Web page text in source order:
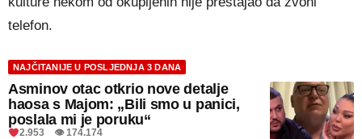
telefon.
NAJČITANIJE U POSLJEDNJA 3 DANA
Asminov otac otkrio nove detalje
haosa s Majom: „Bili smo u panici,
poslala mi je poruku“
2.953 👁 174.174